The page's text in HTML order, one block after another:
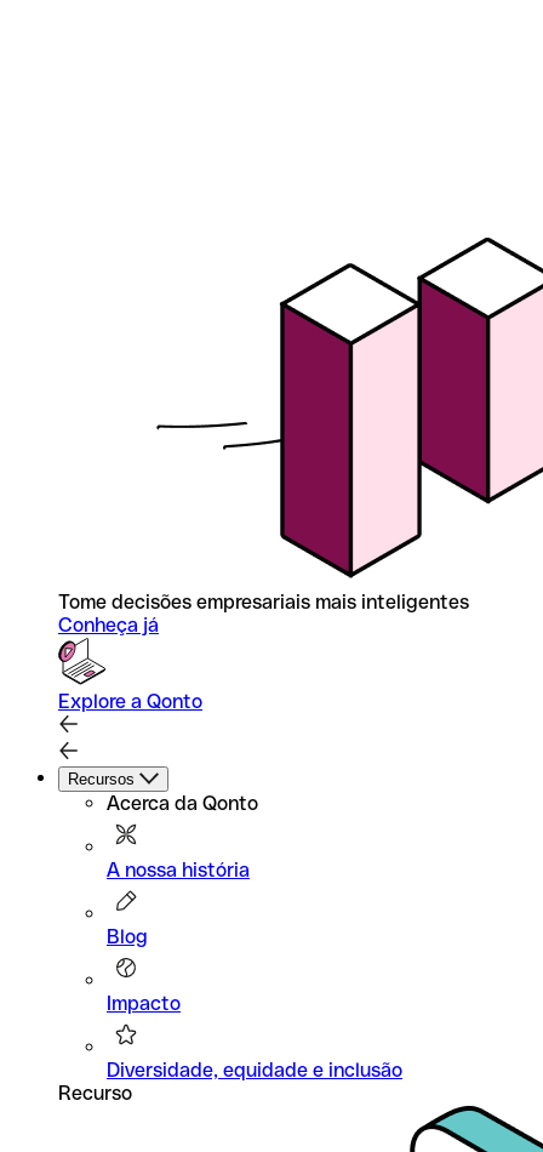
Tome decisões empresariais mais inteligentes
Conheça já
Explore a Qonto
Recursos
Acerca da Qonto
A nossa história
Blog
Impacto
Diversidade, equidade e inclusão
Recurso